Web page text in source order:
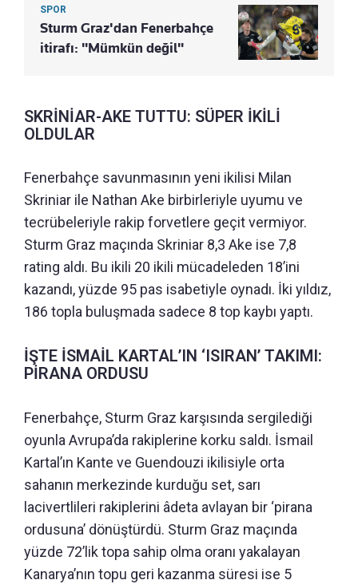
SPOR
Sturm Graz'dan Fenerbahçe
itirafı: "Mümkün değil"
SKRİNİAR-AKE TUTTU: SÜPER İKİLİ
OLDULAR
Fenerbahçe savunmasının yeni ikilisi Milan
Skriniar ile Nathan Ake birbirleriyle uyumu ve
tecrübeleriyle rakip forvetlere geçit vermiyor.
Sturm Graz maçında Skriniar 8,3 Ake ise 7,8
rating aldı. Bu ikili 20 ikili mücadeleden 18’ini
kazandı, yüzde 95 pas isabetiyle oynadı. İki yıldız,
186 topla buluşmada sadece 8 top kaybı yaptı.
İŞTE İSMAİL KARTAL’IN ‘ISIRAN’ TAKIMI:
PİRANA ORDUSU
Fenerbahçe, Sturm Graz karşısında sergilediği
oyunla Avrupa’da rakiplerine korku saldı. İsmail
Kartal’ın Kante ve Guendouzi ikilisiyle orta
sahanın merkezinde kurduğu set, sarı
lacivertlileri rakiplerini âdeta avlayan bir ‘pirana
ordusuna’ dönüştürdü. Sturm Graz maçında
yüzde 72’lik topa sahip olma oranı yakalayan
Kanarya’nın topu geri kazanma süresi ise 5